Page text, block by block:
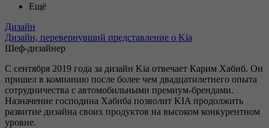
Ещё
Дизайн
Дизайн, перевернувший представление о Kia
Шеф-дизайнер
С сентября 2019 года за дизайн Kia отвечает Карим Хабиб. Он
пришел в компанию после более чем двадцатилетнего опыта
сотрудничества с автомобильными премиум-брендами.
Назначение господина Хабиба позволит KIA продолжить
развитие дизайна своих продуктов на высоком конкурентном
уровне.